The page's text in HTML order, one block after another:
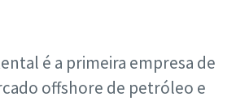
é a primeira empresa de
offshore de petróleo e